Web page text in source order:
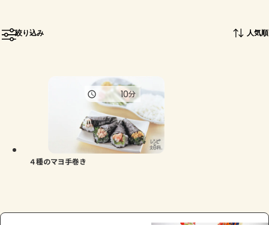
よくあるお問い合わせ
お買い物
絞り込み 人気順
４種のマヨ手巻き
10分